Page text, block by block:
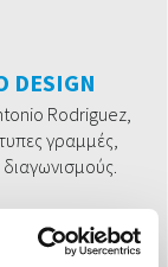
Rodriguez,
γραμμές,